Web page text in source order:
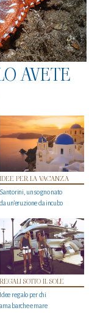
AVETE
IDEE PER LA VACANZA
Santorini, un sogno nato
da un’eruzione da incubo
REGALI SOTTO IL SOLE
Idee regalo per chi
ama barche e mare